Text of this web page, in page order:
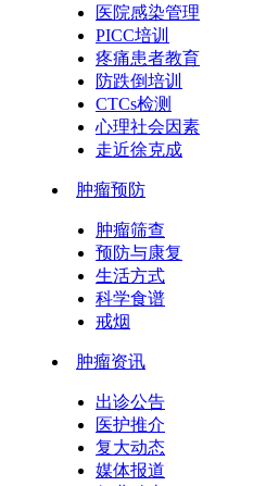
医院感染管理
PICC培训
疼痛患者教育
防跌倒培训
CTCs检测
心理社会因素
走近徐克成
肿瘤预防
肿瘤筛查
预防与康复
生活方式
科学食谱
戒烟
肿瘤资讯
出诊公告
医护推介
复大动态
媒体报道